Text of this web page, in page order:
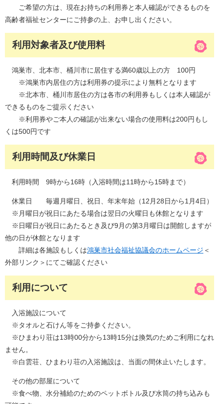
ご希望の方は、現在お持ちの利用券と本人確認ができるものを
高齢者福祉センターにご持参の上、お申し出ください。
利用対象者及び使用料
鴻巣市、北本市、桶川市に居住する満60歳以上の方 100円
※鴻巣市内居住の方は利用券の提示により無料となります
※北本市、桶川市居住の方は各市の利用券もしくは本人確認が
できるものをご提示ください
※利用券やご本人の確認が出来ない場合の使用料は200円もし
くは500円です
利用時間及び休業日
利用時間 9時から16時（入浴時間は11時から15時まで）
休業日 毎週月曜日、祝日、年末年始（12月28日から1月4日）
※月曜日が祝日にあたる場合は翌日の火曜日も休館となります
※日曜日が祝日にあたるとき及び9月の第3月曜日は開館しますが
他の日が休館となります
詳細は各施設もしくは鴻巣市社会福祉協議会のホームページ ＜
外部リンク＞ にてご確認ください
利用について
入浴施設について
※タオルと石けん等をご持参ください。
※ひまわり荘は13時00分から13時15分は換気のためご利用になれ
ません。
※白雲荘、ひまわり荘の入浴施設は、当面の間休止いたします。
その他の部屋について
※食べ物、水分補給のためのペットボトル及び水筒の持ち込みも